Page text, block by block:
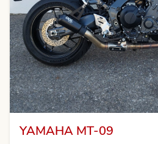
YAMAHA MT-09